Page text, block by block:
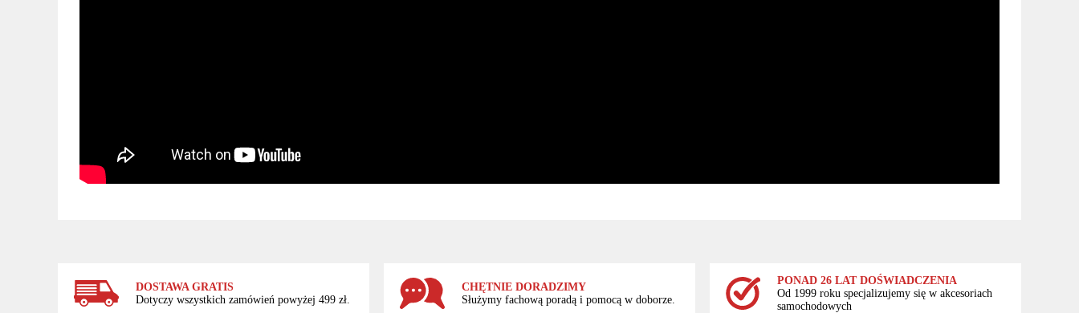
DOSTAWA GRATIS
Dotyczy wszystkich zamówień powyżej 499 zł.
CHĘTNIE DORADZIMY
Służymy fachową poradą i pomocą w doborze.
PONAD 26 LAT DOŚWIADCZENIA
Od 1999 roku specjalizujemy się w akcesoriach
samochodowych